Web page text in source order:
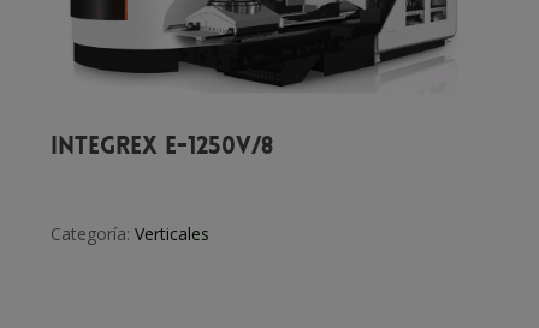
Integrex E-1250V/8
Categoría: Verticales